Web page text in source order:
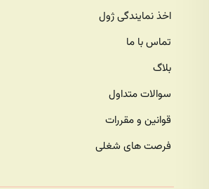
اخذ نمایندگی ژول
تماس با ما
بلاگ
سوالات متداول
قوانین و مقررات
فرصت های شغلی